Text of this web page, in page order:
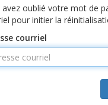
avez oublié votre mot de
pour initier la
courriel